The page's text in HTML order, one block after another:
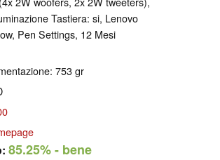
Tastiera: si, Lenovo
Pen Settings, 12 Mesi
753 gr
85.25%- bene